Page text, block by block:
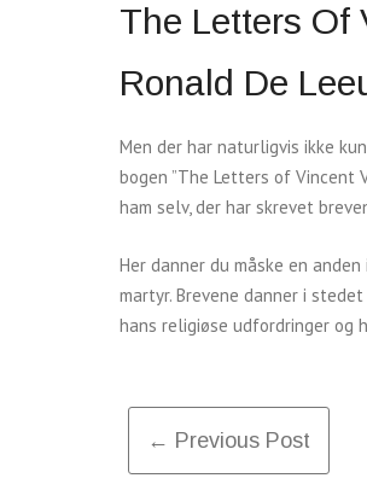
The Letters Of
Ronald De
Men der har naturligvis ikke
bogen ”The Letters of Vincent
ham selv, der har skrevet
Her danner du måske en
martyr. Brevene danner i
hans religiøse udfordringer og
Post
← Previous Post